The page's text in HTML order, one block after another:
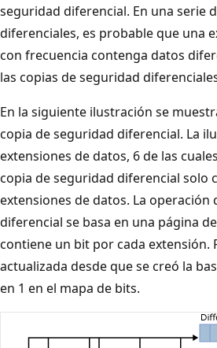
seguridad diferencial. En una serie
diferenciales, es probable que una
con frecuencia contenga datos
las copias de seguridad
En la siguiente ilustración se
copia de seguridad diferencial. La
extensiones de datos, 6 de las
copia de seguridad diferencial solo
extensiones de datos. La operación
diferencial se basa en una página
contiene un bit por cada extensión.
actualizada desde que se creó la
en 1 en el mapa de bits.